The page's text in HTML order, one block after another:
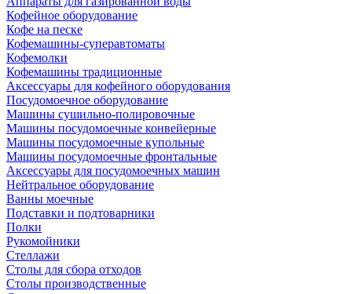
Кофейное оборудование
Кофе на песке
Кофемашины-суперавтоматы
Кофемолки
Кофемашины традиционные
Аксессуары для кофейного оборудования
Посудомоечное оборудование
Машины сушильно-полировочные
Машины посудомоечные конвейерные
Машины посудомоечные купольные
Машины посудомоечные фронтальные
Аксессуары для посудомоечных машин
Нейтральное оборудование
Ванны моечные
Подставки и подтоварники
Полки
Рукомойники
Стеллажи
Столы для сбора отходов
Столы производственные